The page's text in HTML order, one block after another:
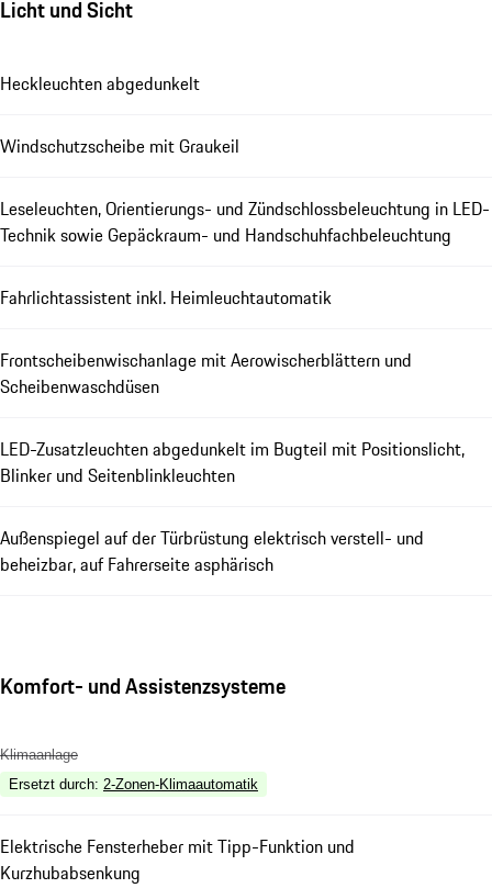
Licht und Sicht
Heckleuchten abgedunkelt
Windschutzscheibe mit Graukeil
Leseleuchten, Orientierungs- und Zündschlossbeleuchtung in LED-
Technik sowie Gepäckraum- und Handschuhfachbeleuchtung
Fahrlichtassistent inkl. Heimleuchtautomatik
Frontscheibenwischanlage mit Aerowischerblättern und
Scheibenwaschdüsen
LED-Zusatzleuchten abgedunkelt im Bugteil mit Positionslicht,
Blinker und Seitenblinkleuchten
Außenspiegel auf der Türbrüstung elektrisch verstell- und
beheizbar, auf Fahrerseite asphärisch
Komfort- und Assistenzsysteme
Klimaanlage
Ersetzt durch: 2-Zonen-Klimaautomatik
Elektrische Fensterheber mit Tipp-Funktion und
Kurzhubabsenkung